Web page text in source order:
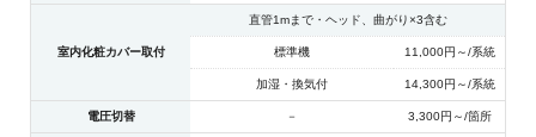
室内化粧カバー取付
直管1mまで・ヘッド、曲がり×3含む
標準機 11,000円～/系統
加湿・換気付 14,300円～/系統
電圧切替 － 3,300円～/箇所